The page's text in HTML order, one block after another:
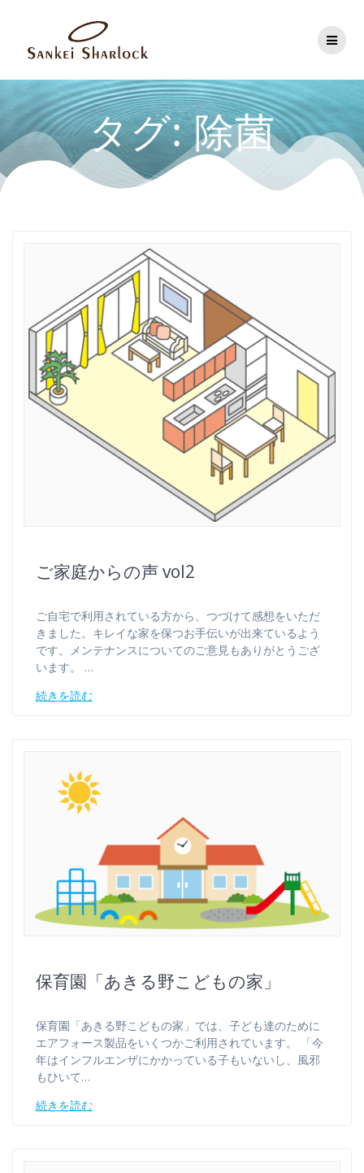
ツ
へ
ス
キ
ッ
プ
タグ: 除菌
ご家庭からの声 vol2
ご自宅で利用されている方から、つづけて感想をいただ
きました。キレイな家を保つお手伝いが出来ているよう
です。メンテナンスについてのご意見もありがとうござ
います。 …
続きを読む
保育園「あきる野こどもの家」
保育園「あきる野こどもの家」では、子ども達のために
エアフォース製品をいくつかご利用されています。 「今
年はインフルエンザにかかっている子もいないし、風邪
もひいて…
続きを読む